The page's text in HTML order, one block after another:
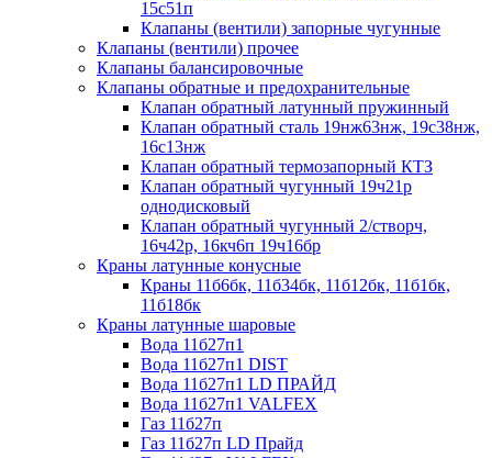
15с51п
Клапаны (вентили) запорные чугунные
Клапаны (вентили) прочее
Клапаны балансировочные
Клапаны обратные и предохранительные
Клапан обратный латунный пружинный
Клапан обратный сталь 19нж63нж, 19с38нж,
16с13нж
Клапан обратный термозапорный КТЗ
Клапан обратный чугунный 19ч21р
однодисковый
Клапан обратный чугунный 2/створч,
16ч42р, 16кч6п 19ч16бр
Краны латунные конусные
Краны 11б6бк, 11б34бк, 11б12бк, 11б1бк,
11б18бк
Краны латунные шаровые
Вода 11б27п1
Вода 11б27п1 DIST
Вода 11б27п1 LD ПРАЙД
Вода 11б27п1 VALFEX
Газ 11б27п
Газ 11б27п LD Прайд